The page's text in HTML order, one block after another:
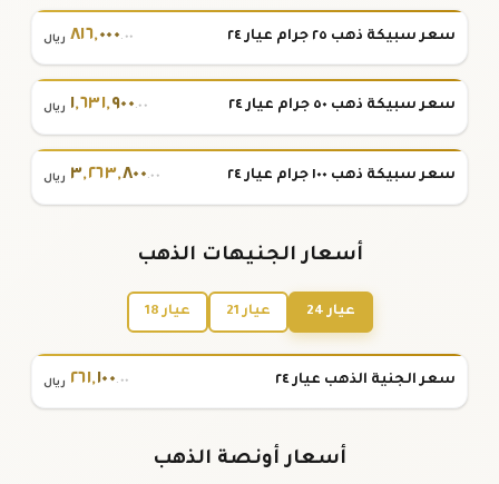
سعر سبيكة ذهب ٢٥ جرام عيار ٢٤ ٨١٦,٠٠٠.٠٠ ريال
سعر سبيكة ذهب ٥٠ جرام عيار ٢٤ ١, ٦٣١,٩٠٠.٠٠ ريال
سعر سبيكة ذهب ١٠٠ جرام عيار ٢٤ ٣,٢٦٣,٨٠٠.٠٠ ريال
أسعار الجنيهات الذهب
عيار 24 عيار 21 عيار 18
سعر الجنية الذهب عيار ٢٤ ٢٦١,١٠٠.٠٠ ريال
أسعار أونصة الذهب